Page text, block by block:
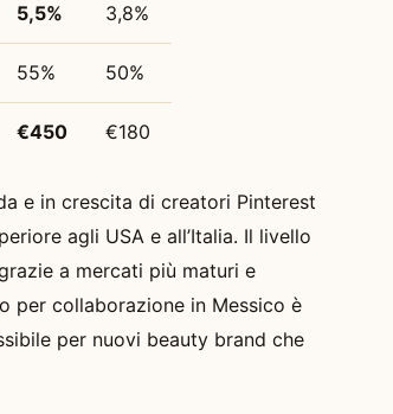
5,5% 3,8%
55% 50%
€450 €180
e in crescita di creatori Pinterest
agli USA e all’Italia. Il livello
a mercati più maturi e
per collaborazione in Messico è
per nuovi beauty brand che